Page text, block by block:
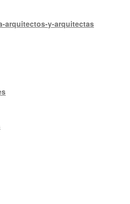
arquitectos-y-arquitectas